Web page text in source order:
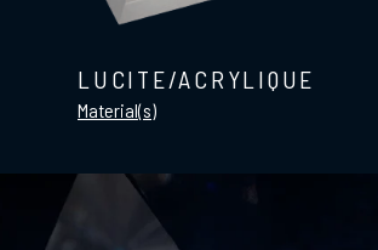
LUCITE/ACRYLIQUE
Material(s)